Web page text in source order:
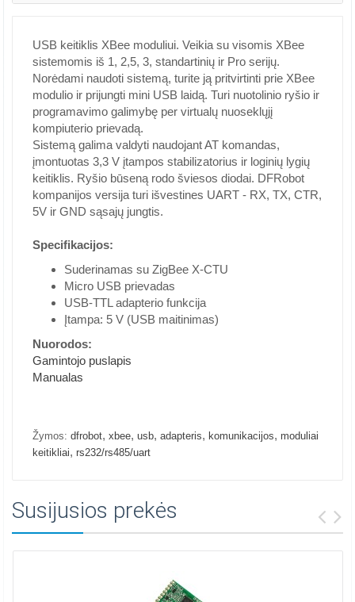
USB keitiklis XBee moduliui. Veikia su visomis XBee
sistemomis iš 1, 2,5, 3, standartinių ir Pro serijų.
Norėdami naudoti sistemą, turite ją pritvirtinti prie XBee
modulio ir prijungti mini USB laidą. Turi nuotolinio ryšio ir
programavimo galimybę per virtualų nuoseklųjį
kompiuterio prievadą.
Sistemą galima valdyti naudojant AT komandas,
įmontuotas 3,3 V įtampos stabilizatorius ir loginių lygių
keitiklis. Ryšio būseną rodo šviesos diodai. DFRobot
kompanijos versija turi išvestines UART - RX, TX, CTR,
5V ir GND sąsajų jungtis.
Specifikacijos:
Suderinamas su ZigBee X-CTU
Micro USB prievadas
USB-TTL adapterio funkcija
Įtampa: 5 V (USB maitinimas)
Nuorodos:
Gamintojo puslapis
Manualas
Žymos: dfrobot, xbee, usb, adapteris, komunikacijos, moduliai
keitikliai, rs232/rs485/uart
Susijusios prekės